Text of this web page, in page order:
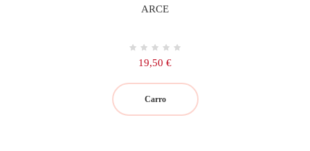
ARCE
Precio
19,50 €
Carro